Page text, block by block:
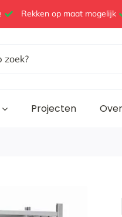
Rekken op maat mogelijk
Projecten